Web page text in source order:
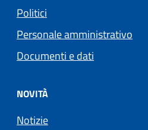
Politici
Personale amministrativo
Documenti e dati
NOVITÀ
Notizie